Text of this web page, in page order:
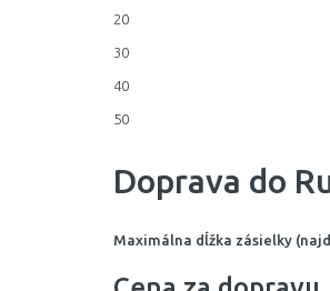
20
30
40
50
Doprava do
Maximálna dĺžka zásielky